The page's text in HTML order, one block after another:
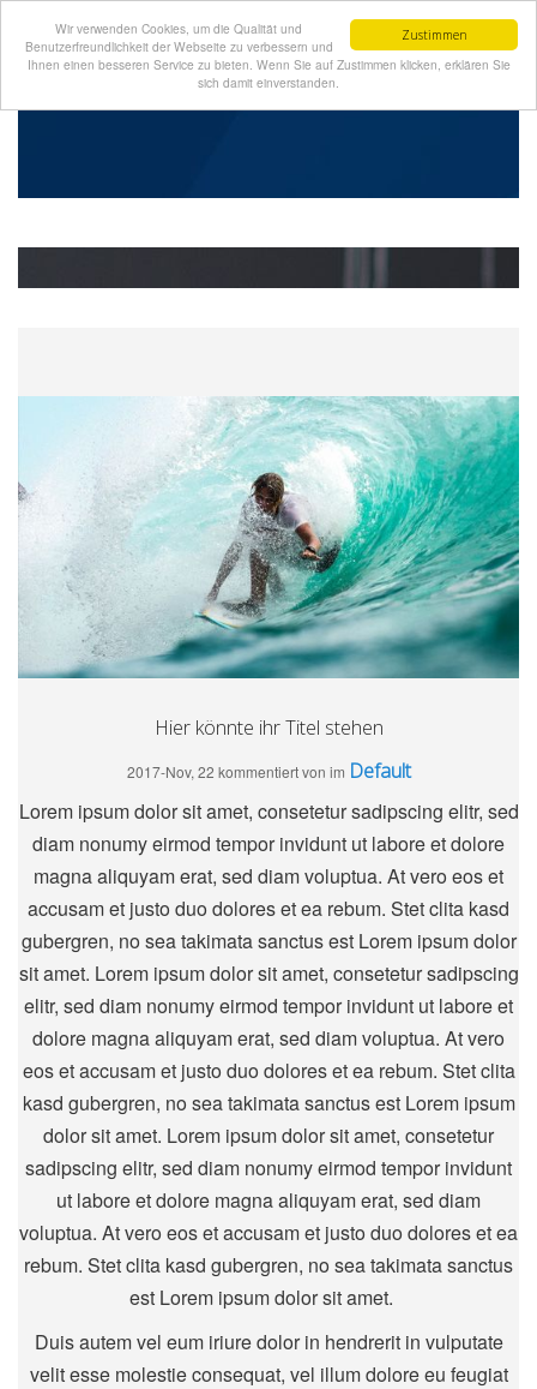
Zustimmen
Wir verwenden Cookies, um die Qualität und
Benutzerfreundlichkeit der Webseite zu verbessern und
Ihnen einen besseren Service zu bieten. Wenn Sie auf Zustimmen klicken, erklären Sie
sich damit einverstanden.
Hier könnte ihr Titel stehen
2017-Nov, 22 kommentiert von im Default
Lorem ipsum dolor sit amet, consetetur sadipscing elitr, sed
diam nonumy eirmod tempor invidunt ut labore et dolore
magna aliquyam erat, sed diam voluptua. At vero eos et
accusam et justo duo dolores et ea rebum. Stet clita kasd
gubergren, no sea takimata sanctus est Lorem ipsum dolor
sit amet. Lorem ipsum dolor sit amet, consetetur sadipscing
elitr, sed diam nonumy eirmod tempor invidunt ut labore et
dolore magna aliquyam erat, sed diam voluptua. At vero
eos et accusam et justo duo dolores et ea rebum. Stet clita
kasd gubergren, no sea takimata sanctus est Lorem ipsum
dolor sit amet. Lorem ipsum dolor sit amet, consetetur
sadipscing elitr, sed diam nonumy eirmod tempor invidunt
ut labore et dolore magna aliquyam erat, sed diam
voluptua. At vero eos et accusam et justo duo dolores et ea
rebum. Stet clita kasd gubergren, no sea takimata sanctus
est Lorem ipsum dolor sit amet.
Duis autem vel eum iriure dolor in hendrerit in vulputate
velit esse molestie consequat, vel illum dolore eu feugiat